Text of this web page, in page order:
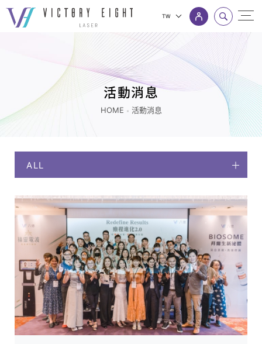
八
追
求
客
戶
極
致
滿
意
的
星
TW
活動消息
HOME 活動消息
ALL